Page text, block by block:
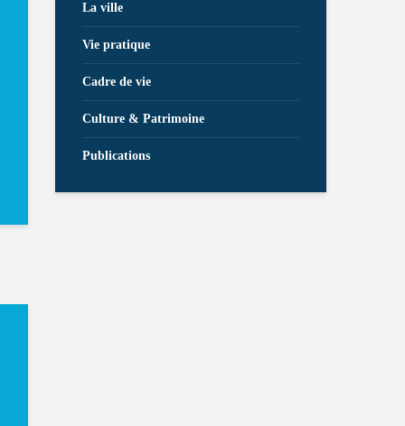
La ville
Vie pratique
Cadre de vie
Culture & Patrimoine
Publications